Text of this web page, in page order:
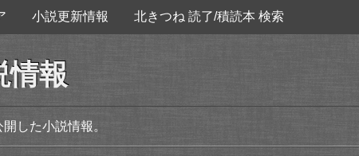
小説更新情報 北きつね 読了/積読本 検索
情報
した小説情報。